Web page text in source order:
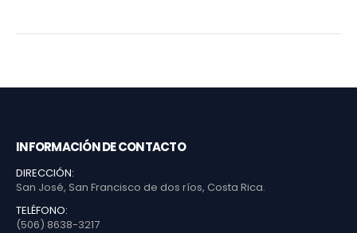
INFORMACIÓN DE CONTACTO
DIRECCIÓN:
San José, San Francisco de dos ríos, Costa Rica.
TELÉFONO:
(506) 8638-3217